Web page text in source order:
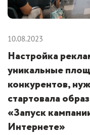
10.08.2023
Настройка
уникальные
конкурентов,
стартовала
«Запуск
Интернете»